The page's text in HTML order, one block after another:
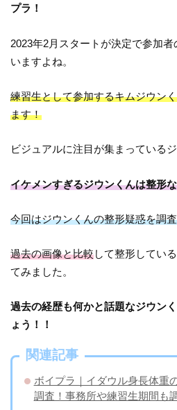
プラ！
2023年2月スタートが決定で参加
いますよね。
練習生として参加するキムジウン
ます！
ビジュアルに注目が集まっている
イケメンすぎるジウンくんは整形
今回はジウンくんの整形疑惑を調
過去の画像と比較して整形してい
てみました。
過去の経歴も何かと話題なジウン
ょう！！
関連記事
ボイプラ｜イダウル身長体重
調査！事務所や練習生期間も